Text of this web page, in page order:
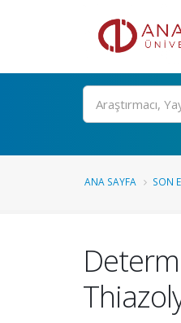
Ara
ANA SAYFA SON